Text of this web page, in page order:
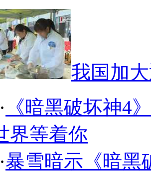
我国加
· 《暗黑破坏神4
界等着你
·暴雪暗示《暗黑